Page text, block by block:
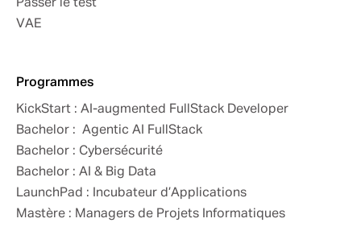
Passer le test
VAE
Programmes
KickStart : AI-augmented FullStack Developer
Bachelor : Agentic AI FullStack
Bachelor : Cybersécurité
Bachelor : AI & Big Data
LaunchPad : Incubateur d’Applications
Mastère : Managers de Projets Informatiques